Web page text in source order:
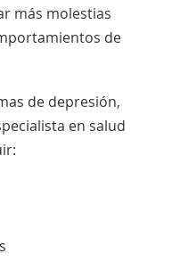
más molestias
de
de depresión,
en salud